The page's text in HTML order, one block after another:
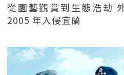
從園藝觀賞到生態浩劫
2005 年入侵宜蘭